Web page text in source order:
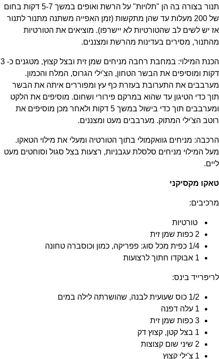
תנור בצורה בה הן "תלויות" על הרשת ואופים במשך 5-7 דקות בחום
של 200 מעלות עד שהן מתקשות (זמן האפייה משתנה מתנור לתנור
אז יש לשים לב שהטורטיות לא יישרפו). מוציאים את הטורטיות
מהתנור, מסירים בעדינות מהרשת ומצננים.
הכנת המילוי: במחבת רחבה מניחים שמן זית ובצל קצוץ, מטגנים כ- 3
דקות ומוסיפים את הבשר הטחון, הצ'ילי הגרוס, המלח והכמון.
מערבבים את התערובת בעזרת כף עץ ומפוררים איתה את הבשר
תוך כדי הטיגון עד שהוא במרקם פירורי ושחום. מוסיפים את הלקט
ומערבבים תוך כדי בישול במשך 5 דקות ולאחר מכן מוסיפים את
רוטב הצ'ילי המתוק. מערבבים מעט ומצננים.
הרכבה: מניחים גוואקמולי בתוך הטורטיה ומעלי את מילוי הטאקו.
מעל המילוי מניחים סלסלת עגבניות, רצעות בצל סגול וסוחטים מעט
ליים.
טאקו מקסיקני
מרכיבים:
טורטיות
2 כפות שמן זית
1/4 כפית מכל סוג: פפריקה, כמון וכוסברה טחונה
1 אבוקדו חתוך לרצועות
לריפרייד בינס:
1/2 כוס שעועית לבנה, שהושרתה לילה במים
1 עלה דפנה
3 כפות שמן זית
1 בצל קטן, קצוץ דק
2 שיני שום קצוצות
1 צ'ילי קצוץ